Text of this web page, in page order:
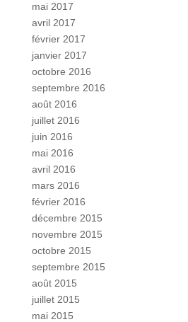
mai 2017
avril 2017
février 2017
janvier 2017
octobre 2016
septembre 2016
août 2016
juillet 2016
juin 2016
mai 2016
avril 2016
mars 2016
février 2016
décembre 2015
novembre 2015
octobre 2015
septembre 2015
août 2015
juillet 2015
mai 2015